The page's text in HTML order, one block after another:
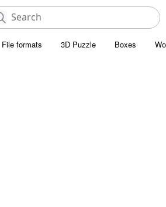
File formats 3D Puzzle Boxes